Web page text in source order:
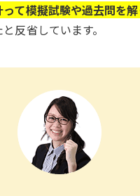
て模擬試験や過去問を
反省しています。